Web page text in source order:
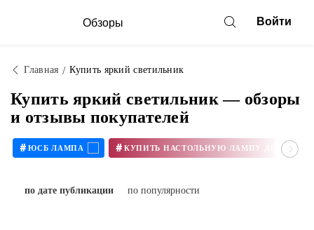
Обзоры Войти
Главная Купить яркий светильник
Купить яркий светильник — обзоры
и отзывы покупателей
# ЮСБ ЛАМПА #
по дате публикации по популярности